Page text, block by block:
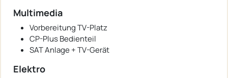
Multimedia
Vorbereitung TV-Platz
CP-Plus Bedienteil
SAT Anlage + TV-Gerät
Elektro